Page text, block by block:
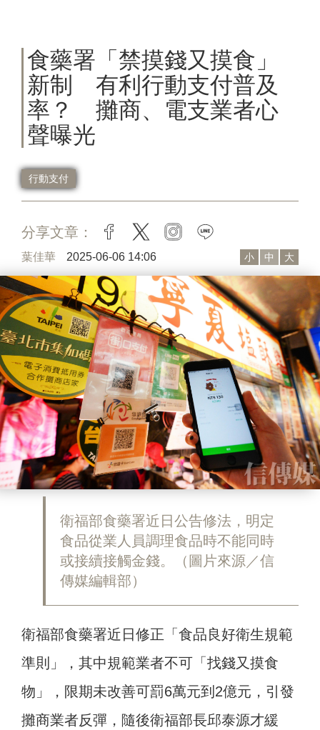
食藥署「禁摸錢又摸食」
新制 有利行動支付普及
率？ 攤商、電支業者心
聲曝光
行動支付
分享文章： facebook
twitter instagram
葉佳華 2025-06-06 14:06 小 中 大
衛福部食藥署近日公告修法，明定
食品從業人員調理食品時不能同時
或接續接觸金錢。（圖片來源／信
傳媒編輯部）
衛福部食藥署近日修正「食品良好衛生規範
準則」，其中規範業者不可「找錢又摸食
物」，限期未改善可罰6萬元到2億元，引發
攤商業者反彈，隨後衛福部長邱泰源才緩